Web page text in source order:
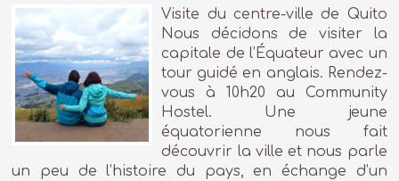
Visite du centre-ville de Quito
Nous décidons de visiter la
capitale de l’Équateur avec un
tour guidé en anglais. Rendez-
vous à 10h20 au Community
Hostel. Une jeune
équatorienne nous fait
découvrir la ville et nous parle
un peu de l’histoire du pays, en échange d’un